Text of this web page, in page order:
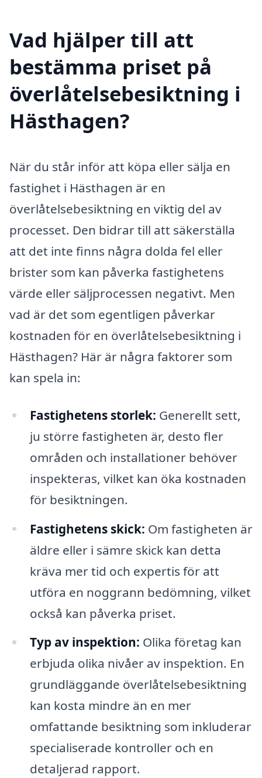
Vad hjälper till att
bestämma priset på
överlåtelsebesiktning i
Hästhagen?
När du står inför att köpa eller sälja en
fastighet i Hästhagen är en
överlåtelsebesiktning en viktig del av
processet. Den bidrar till att säkerställa
att det inte finns några dolda fel eller
brister som kan påverka fastighetens
värde eller säljprocessen negativt. Men
vad är det som egentligen påverkar
kostnaden för en överlåtelsebesiktning i
Hästhagen? Här är några faktorer som
kan spela in:
Fastighetens storlek: Generellt sett,
ju större fastigheten är, desto fler
områden och installationer behöver
inspekteras, vilket kan öka kostnaden
för besiktningen.
Fastighetens skick: Om fastigheten är
äldre eller i sämre skick kan detta
kräva mer tid och expertis för att
utföra en noggrann bedömning, vilket
också kan påverka priset.
Typ av inspektion: Olika företag kan
erbjuda olika nivåer av inspektion. En
grundläggande överlåtelsebesiktning
kan kosta mindre än en mer
omfattande besiktning som inkluderar
specialiserade kontroller och en
detaljerad rapport.